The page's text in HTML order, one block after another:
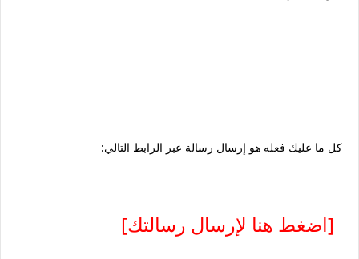
كل ما عليك فعله هو إرسال رسالة عبر الرابط التالي:
[اضغط هنا لإرسال رسالتك]